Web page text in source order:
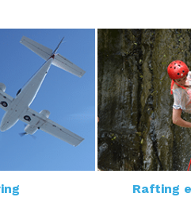
Rafting